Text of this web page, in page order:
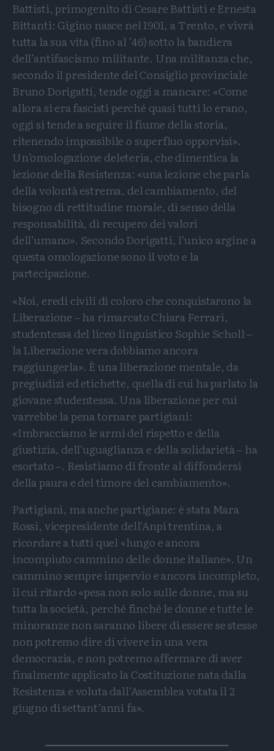
Battisti, primogenito di Cesare Battisti e Ernesta
Bittanti: Gigino nasce nel 1901, a Trento, e vivrà
tutta la sua vita (fino al ’46) sotto la bandiera
dell’antifascismo militante. Una militanza che,
secondo il presidente del Consiglio provinciale
Bruno Dorigatti, tende oggi a mancare: «Come
allora si era fascisti perché quasi tutti lo erano,
oggi si tende a seguire il fiume della storia,
ritenendo impossibile o superfluo opporvisi».
Un’omologazione deleteria, che dimentica la
lezione della Resistenza: «una lezione che parla
della volontà estrema, del cambiamento, del
bisogno di rettitudine morale, di senso della
responsabilità, di recupero dei valori
dell’umano». Secondo Dorigatti, l’unico argine a
questa omologazione sono il voto e la
partecipazione.
«Noi, eredi civili di coloro che conquistarono la
Liberazione – ha rimarcato Chiara Ferrari,
studentessa del liceo linguistico Sophie Scholl –
la Liberazione vera dobbiamo ancora
raggiungerla». È una liberazione mentale, da
pregiudizi ed etichette, quella di cui ha parlato la
giovane studentessa. Una liberazione per cui
varrebbe la pena tornare partigiani:
«Imbracciamo le armi del rispetto e della
giustizia, dell’uguaglianza e della solidarietà – ha
esortato –. Resistiamo di fronte al diffondersi
della paura e del timore del cambiamento».
Partigiani, ma anche partigiane: è stata Mara
Rossi, vicepresidente dell’Anpi trentina, a
ricordare a tutti quel «lungo e ancora
incompiuto cammino delle donne italiane». Un
cammino sempre impervio e ancora incompleto,
il cui ritardo «pesa non solo sulle donne, ma su
tutta la società, perché finché le donne e tutte le
minoranze non saranno libere di essere se stesse
non potremo dire di vivere in una vera
democrazia, e non potremo affermare di aver
finalmente applicato la Costituzione nata dalla
Resistenza e voluta dall’Assemblea votata il 2
giugno di settant’anni fa».